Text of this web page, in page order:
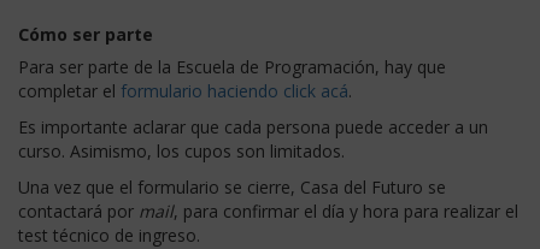
Cómo ser parte
Para ser parte de la Escuela de Programación, hay que
completar el formulario haciendo click acá.
Es importante aclarar que cada persona puede acceder a un
curso. Asimismo, los cupos son limitados.
Una vez que el formulario se cierre, Casa del Futuro se
contactará por mail, para confirmar el día y hora para realizar el
test técnico de ingreso.